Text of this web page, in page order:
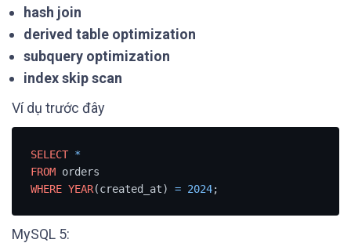
hash join
derived table optimization
subquery optimization
index skip scan
Ví dụ trước đây
SELECT *
FROM
WHERE YEAR(created_at) = 2024;
MySQL 5: